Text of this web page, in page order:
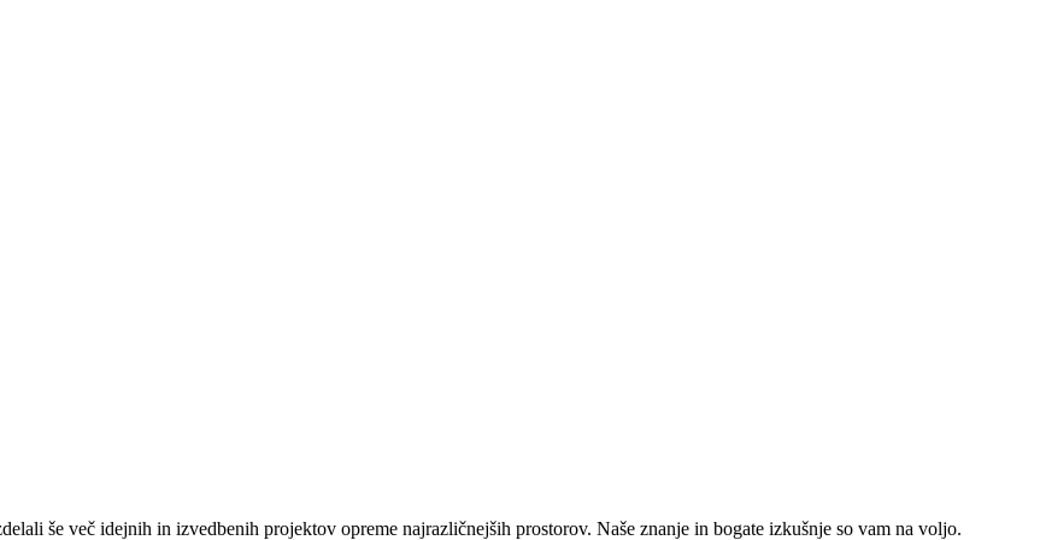
še več idejnih in izvedbenih projektov opreme najrazličnejših prostorov. Naše znanje in bogate izkušnje so vam na voljo.